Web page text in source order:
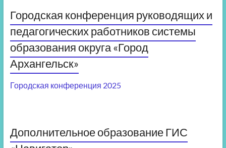
Городская конференция руководящих и
педагогических работников системы
образования округа «Город
Архангельск»
Городская конференция 2025
Дополнительное образование ГИС